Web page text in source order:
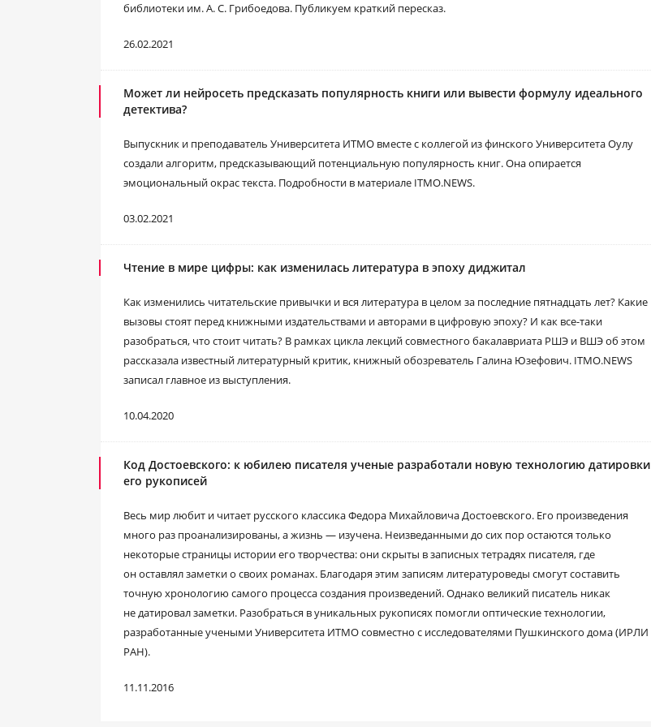
библиотеки им. А. С. Грибоедова. Публикуем краткий пересказ.
26.02.2021
Может ли нейросеть предсказать популярность книги или вывести формулу идеального
детектива?
Выпускник и преподаватель Университета ИТМО вместе с коллегой из финского Университета Оулу
создали алгоритм, предсказывающий потенциальную популярность книг. Она опирается
эмоциональный окрас текста. Подробности в материале ITMO.NEWS.
03.02.2021
Чтение в мире цифры: как изменилась литература в эпоху диджитал
Как изменились читательские привычки и вся литература в целом за последние пятнадцать лет? Какие
вызовы стоят перед книжными издательствами и авторами в цифровую эпоху? И как все-таки
разобраться, что стоит читать? В рамках цикла лекций совместного бакалавриата РШЭ и ВШЭ об этом
рассказала известный литературный критик, книжный обозреватель Галина Юзефович. ITMO.NEWS
записал главное из выступления.
10.04.2020
Код Достоевского: к юбилею писателя ученые разработали новую технологию датировки
его рукописей
Весь мир любит и читает русского классика Федора Михайловича Достоевского. Его произведения
много раз проанализированы, а жизнь — изучена. Неизведанными до сих пор остаются только
некоторые страницы истории его творчества: они скрыты в записных тетрадях писателя, где
он оставлял заметки о своих романах. Благодаря этим записям литературоведы смогут составить
точную хронологию самого процесса создания произведений. Однако великий писатель никак
не датировал заметки. Разобраться в уникальных рукописях помогли оптические технологии,
разработанные учеными Университета ИТМО совместно с исследователями Пушкинского дома (ИРЛИ
РАН).
11.11.2016